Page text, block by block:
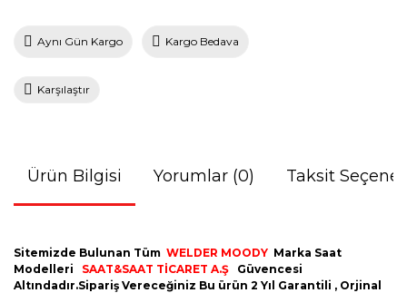
Aynı Gün Kargo Kargo Bedava
Karşılaştır
Ürün Bilgisi Yorumlar (0) Taksit
Sitemizde Bulunan Tüm WELDER MOODY Marka Saat
Modelleri SAAT&SAAT TİCARET A.Ş Güvencesi
Altındadır.Sipariş Vereceğiniz Bu ürün 2 Yıl Garantili , Orjinal